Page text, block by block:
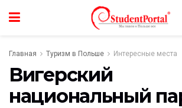
Главная Туризм в Польше Интересные места
Вигерский
национальный